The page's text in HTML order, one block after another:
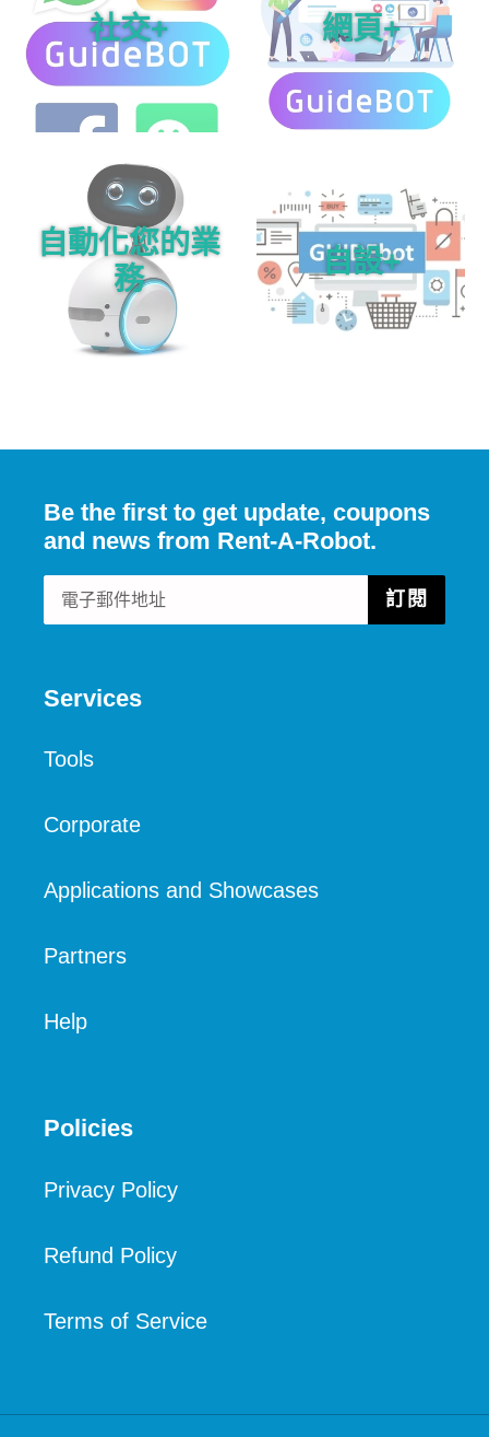
社交+ 網頁+
自動化您的業
務
自設+
Be the first to get update, coupons
and news from Rent-A-Robot.
訂閱
Services
Tools
Corporate
Applications and Showcases
Partners
Help
Policies
Privacy Policy
Refund Policy
Terms of Service